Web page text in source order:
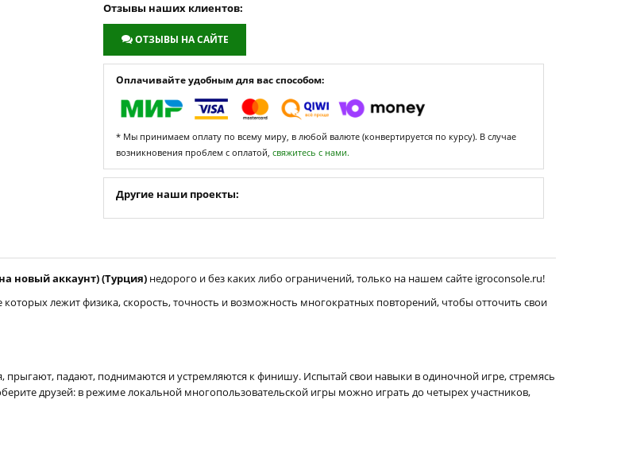
Отзывы наших клиентов:
ОТЗЫВЫ НА САЙТЕ
Оплачивайте удобным для вас способом:
* Мы принимаем оплату по всему миру, в любой валюте (конвертируется по курсу). В случае
возникновения проблем с оплатой, свяжитесь с нами.
Другие наши проекты:
новый аккаунт) (Турция) недорого и без каких либо ограничений, только на нашем сайте igroconsole.ru!
которых лежит физика, скорость, точность и возможность многократных повторений, чтобы отточить свои
падают, поднимаются и устремляются к финишу. Испытай свои навыки в одиночной игре, стремясь
друзей: в режиме локальной многопользовательской игры можно играть до четырех участников,